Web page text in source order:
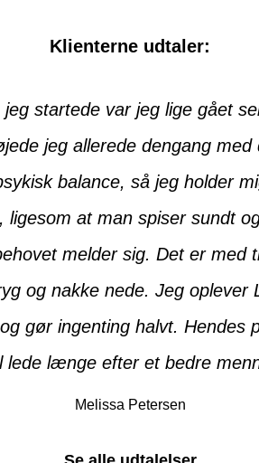
Klienterne udtaler:
startede var jeg lige gået
jeg allerede dengang
balance, så jeg holder
at man spiser sundt
melder sig. Det er med
og nakke nede. Jeg
gør ingenting halvt. Hendes
længe efter et bedre
Melissa Petersen